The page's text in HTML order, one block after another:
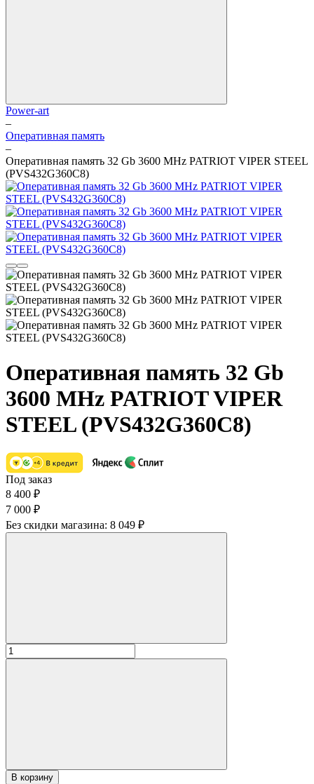
Power-art
–
Оперативная память
–
Оперативная память 32 Gb 3600 MHz PATRIOT VIPER STEEL
(PVS432G360C8)
Оперативная память 32 Gb
3600 MHz PATRIOT VIPER
STEEL (PVS432G360C8)
Под заказ
8 400 ₽
7 000 ₽
Без скидки магазина: 8 049 ₽
В корзину